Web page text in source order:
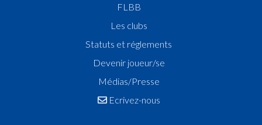
FLBB
Les clubs
Statuts et réglements
Devenir joueur/se
Médias/Presse
Ecrivez-nous